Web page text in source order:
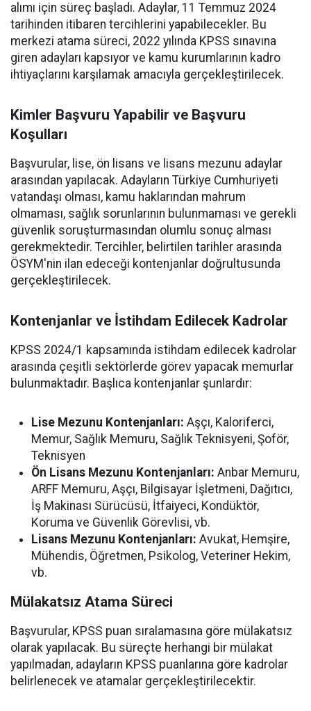
alımı için süreç başladı. Adaylar, 11 Temmuz 2024
tarihinden itibaren tercihlerini yapabilecekler. Bu
merkezi atama süreci, 2022 yılında KPSS sınavına
giren adayları kapsıyor ve kamu kurumlarının kadro
ihtiyaçlarını karşılamak amacıyla gerçekleştirilecek.
Kimler Başvuru Yapabilir ve Başvuru
Koşulları
Başvurular, lise, ön lisans ve lisans mezunu adaylar
arasından yapılacak. Adayların Türkiye Cumhuriyeti
vatandaşı olması, kamu haklarından mahrum
olmaması, sağlık sorunlarının bulunmaması ve gerekli
güvenlik soruşturmasından olumlu sonuç alması
gerekmektedir. Tercihler, belirtilen tarihler arasında
ÖSYM'nin ilan edeceği kontenjanlar doğrultusunda
gerçekleştirilecek.
Kontenjanlar ve İstihdam Edilecek Kadrolar
KPSS 2024/1 kapsamında istihdam edilecek kadrolar
arasında çeşitli sektörlerde görev yapacak memurlar
bulunmaktadır. Başlıca kontenjanlar şunlardır:
Lise Mezunu Kontenjanları: Aşçı, Kaloriferci,
Memur, Sağlık Memuru, Sağlık Teknisyeni, Şoför,
Teknisyen
Ön Lisans Mezunu Kontenjanları: Anbar Memuru,
ARFF Memuru, Aşçı, Bilgisayar İşletmeni, Dağıtıcı,
İş Makinası Sürücüsü, İtfaiyeci, Kondüktör,
Koruma ve Güvenlik Görevlisi, vb.
Lisans Mezunu Kontenjanları: Avukat, Hemşire,
Mühendis, Öğretmen, Psikolog, Veteriner Hekim,
vb.
Mülakatsız Atama Süreci
Başvurular, KPSS puan sıralamasına göre mülakatsız
olarak yapılacak. Bu süreçte herhangi bir mülakat
yapılmadan, adayların KPSS puanlarına göre kadrolar
belirlenecek ve atamalar gerçekleştirilecektir.